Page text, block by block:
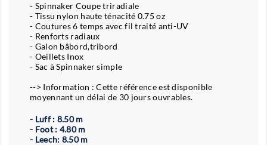
- Spinnaker Coupe triradiale
- Tissu nylon haute ténacité 0.75 oz
- Coutures 6 temps avec fil traité anti-UV
- Renforts radiaux
- Galon bâbord,tribord
- Oeillets Inox
- Sac à Spinnaker simple
--> Information : Cette référence est disponible
moyennant un délai de 30 jours ouvrables.
- Luff : 8.50 m
- Foot : 4.80 m
- Leech: 8.50 m